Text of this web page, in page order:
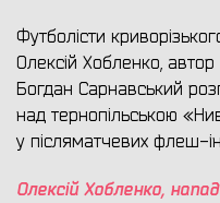
Футболісти
Олексій Хобленко,
Богдан Сарнавський
над тернопільською
у післяматчевих флеш-
Олексій Хобленко,